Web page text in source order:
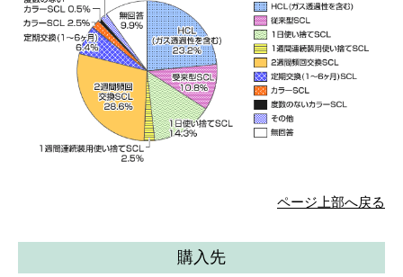
ページ上部へ戻る
購入先